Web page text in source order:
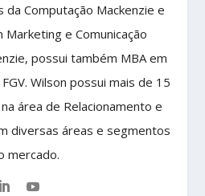
da Computação Mackenzie e
e Comunicação
possui também MBA em
Wilson possui mais de 15
área de Relacionamento e
diversas áreas e segmentos
mercado.